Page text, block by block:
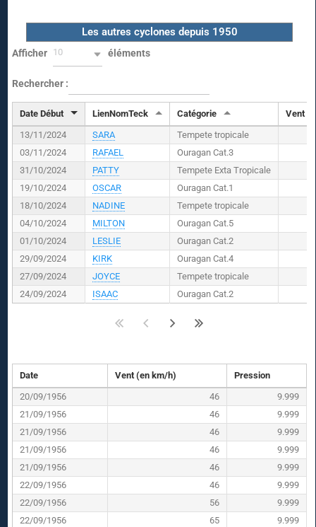
Les autres cyclones depuis 1950
Afficher 10 éléments
Rechercher :
Date Début LienNomTeck Catégorie Vent (
13/11/2024
SARA
Tempete tropicale
03/11/2024
RAFAEL
Ouragan Cat.3
31/10/2024
PATTY
Tempete Exta Tropicale
19/10/2024
OSCAR
Ouragan Cat.1
18/10/2024
NADINE
Tempete tropicale
04/10/2024
MILTON
Ouragan Cat.5
01/10/2024
LESLIE
Ouragan Cat.2
29/09/2024
KIRK
Ouragan Cat.4
27/09/2024
JOYCE
Tempete tropicale
24/09/2024
ISAAC Ouragan Cat.2
Date Vent (en km/h)
Pression
20/09/1956
46
9.999
21/09/1956
46
9.999
21/09/1956
46
9.999
21/09/1956
46
9.999
21/09/1956
46
9.999
22/09/1956
46
9.999
22/09/1956
56
9.999
22/09/1956
65
9.999